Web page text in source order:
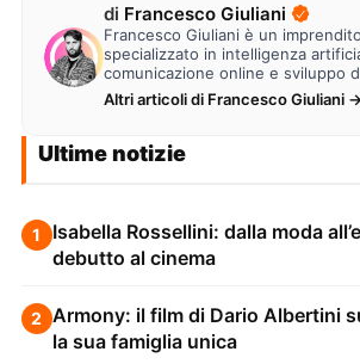
di Francesco Giuliani
Francesco Giuliani è un
specializzato in intelligenza
comunicazione online e sviluppo
web. Lavora alla creazione di…
Altri articoli di Francesco Giuliani →
Ultime notizie
1
Isabella Rossellini: dalla moda
debutto al cinema
2 Armony: il film di Dario Albertini
la sua famiglia unica